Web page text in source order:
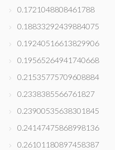
0.1721048808461788
0.18833292439884075
0.19240516613829906
0.19565264941740668
0.21535775709608884
0.2338385566761827
0.23900535638301845
0.24147475868998136
0.26101180897458387